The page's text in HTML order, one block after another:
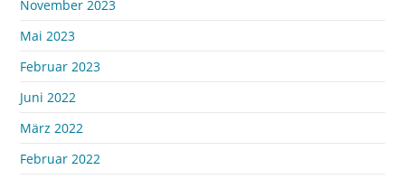
November 2023
Mai 2023
Februar 2023
Juni 2022
März 2022
Februar 2022